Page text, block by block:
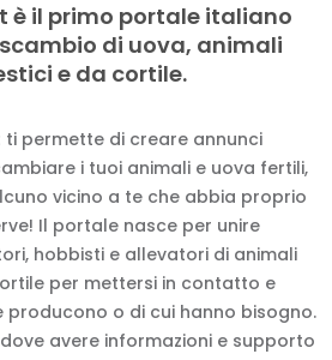
è il primo portale italiano
di uova, animali
e da cortile.
ti permette di creare annunci
i tuoi animali e uova fertili,
vicino a te che abbia proprio
Il portale nasce per unire
hobbisti e allevatori di animali
per mettersi in contatto e
producono o di cui hanno bisogno.
avere informazioni e supporto